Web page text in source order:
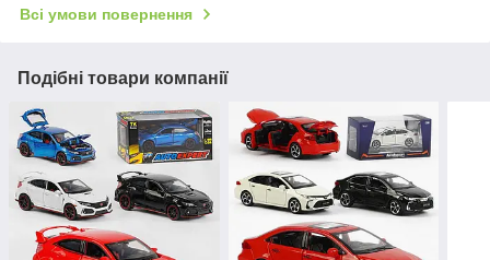
Всі умови повернення
Подібні товари компанії